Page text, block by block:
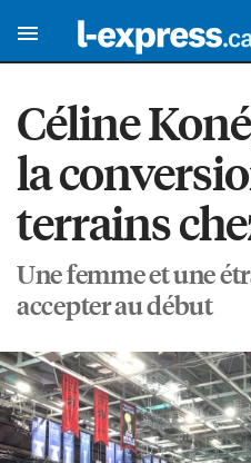
Céline
la
terrains
Une femme et une
accepter au début